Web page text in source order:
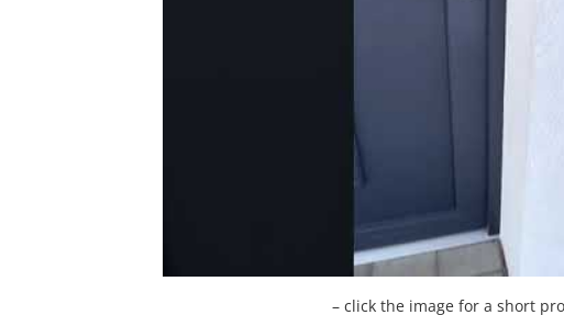
– click the image for a short